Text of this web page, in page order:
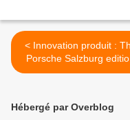
< Innovation produit : The
Porsche Salzburg edition
Xbox
Hébergé par Overblog